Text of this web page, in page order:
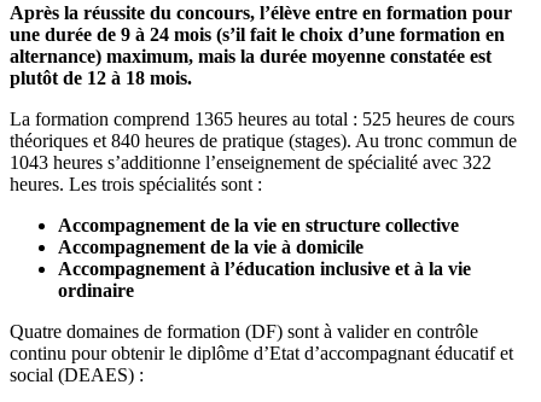
Après la réussite du concours, l’élève entre en formation pour
une durée de 9 à 24 mois (s’il fait le choix d’une formation en
alternance) maximum, mais la durée moyenne constatée est
plutôt de 12 à 18 mois.
La formation comprend 1365 heures au total : 525 heures de cours
théoriques et 840 heures de pratique (stages). Au tronc commun de
1043 heures s’additionne l’enseignement de spécialité avec 322
heures. Les trois spécialités sont :
Accompagnement de la vie en structure collective
Accompagnement de la vie à domicile
Accompagnement à l’éducation inclusive et à la vie
ordinaire
Quatre domaines de formation (DF) sont à valider en contrôle
continu pour obtenir le diplôme d’Etat d’accompagnant éducatif et
social (DEAES) :